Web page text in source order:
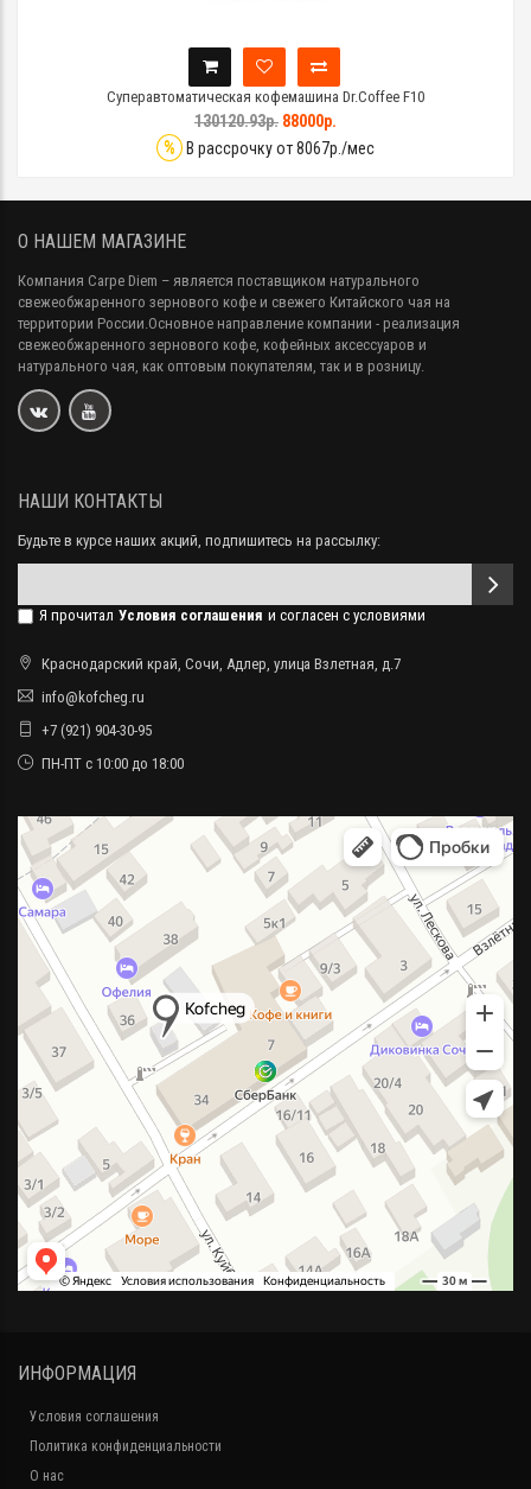
Суперавтоматическая кофемашина Dr.Coffee F10
130120.93р. 88000р.
% В рассрочку от 8067р./мес
О НАШЕМ МАГАЗИНЕ
Компания Carpe Diem – является поставщиком натурального
свежеобжаренного зернового кофе и свежего Китайского чая на
территории России.Основное направление компании - реализация
свежеобжаренного зернового кофе, кофейных аксессуаров и
натурального чая, как оптовым покупателям, так и в розницу.
НАШИ КОНТАКТЫ
Будьте в курсе наших акций, подпишитесь на рассылку:
Я прочитал Условия соглашения и согласен с условиями
Краснодарский край, Сочи, Адлер, улица Взлетная, д.7
info@kofcheg.ru
+7 (921) 904-30-95
ПН-ПТ с 10:00 до 18:00
ИНФОРМАЦИЯ
Условия соглашения
Политика конфиденциальности
О нас